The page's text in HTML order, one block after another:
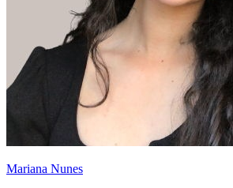
Mariana Nunes